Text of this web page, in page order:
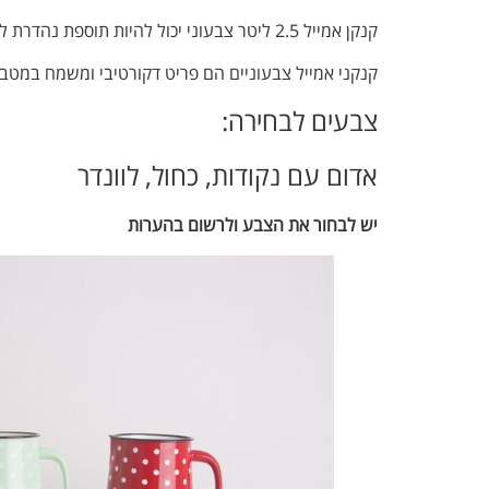
קנקן אמייל 2.5 ליטר צבעוני יכול להיות תוספת נהדרת למטבח שלכם
קנקני אמייל צבעוניים הם פריט דקורטיבי ומשמח
צבעים לבחירה:
אדום עם נקודות, כחול, לוונדר
יש לבחור את הצבע ולרשום בהערות